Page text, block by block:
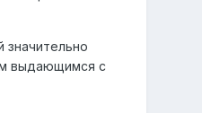
значительно
выдающимся с